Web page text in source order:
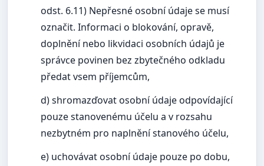
odst. 6.11) Nepřesné osobní údaje se musí
označit. Informaci o blokování, opravě,
doplnění nebo likvidaci osobních údajů je
správce povinen bez zbytečného odkladu
předat vsem příjemcům,
d) shromazďovat osobní údaje odpovídající
pouze stanovenému účelu a v rozsahu
nezbytném pro naplnění stanového účelu,
e) uchovávat osobní údaje pouze po dobu,